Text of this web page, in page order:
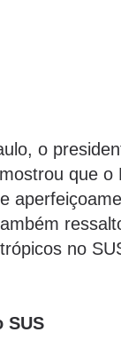
o
que o
no
SUS